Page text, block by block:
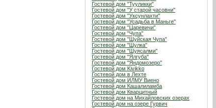
Гостевой дом "Тууликки"
Гостевой дом "У старой часовни"
Гостевой дом "Уксунлахти"
Гостевой дом "Усадьба в Маньге"
Гостевой дом "Царевичи"
Гостевой дом "Чупа"
Гостевой дом "Шуйская Чупа"
Гостевой дом "Шулка"
Гостевой дом "Шуясалми"
Гостевой дом "Ялгуба"
Гостевой дом "Яндомозеро"
Гостевой дом Kivikko
Гостевой дом в Лехте
Гостевой дом ИЛМУ Виено
Гостевой дом Кашалиламба
Гостевой дом Кварцитный
Гостевой дом на Михайловских озерах
Гостевой дом на озере Гурвич